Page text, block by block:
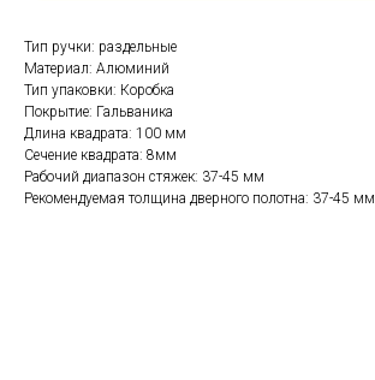
Тип ручки: раздельные
Материал: Алюминий
Тип упаковки: Коробка
Покрытие: Гальваника
Длина квадрата: 100 мм
Сечение квадрата: 8мм
Рабочий диапазон стяжек: 37-45 мм
Рекомендуемая толщина дверного полотна: 37-45 мм